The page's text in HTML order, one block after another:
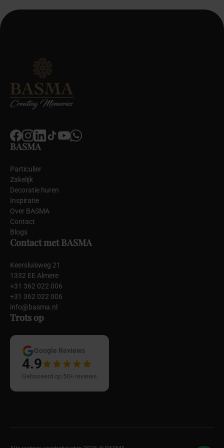
BASMA
Particulier
Zakelijk
Decoratie huren
Inspiratie
Over BASMA
Contact
Blogs
Contact met BASMA
Keersluisweg 21
1332 EE Almere
+31 362 022 006
+31 362 022 006
info@basma.nl
Trots op
Google Reviews
4.9
Gebaseerd op 50+ reviews